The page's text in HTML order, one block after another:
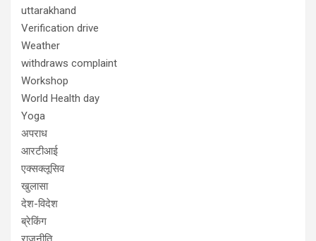
uttarakhand
Verification drive
Weather
withdraws complaint
Workshop
World Health day
Yoga
अपराध
आरटीआई
एक्सक्लूसिव
खुलासा
देश-विदेश
ब्रेकिंग